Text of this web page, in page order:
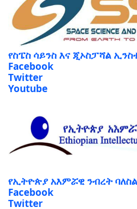
የስፔስ ሳይንስ እና ጂኦስፓሻል
Facebook
Twitter
Youtube
የኢትዮጵያ አእምሯዊ ንብረት
Facebook
Twitter